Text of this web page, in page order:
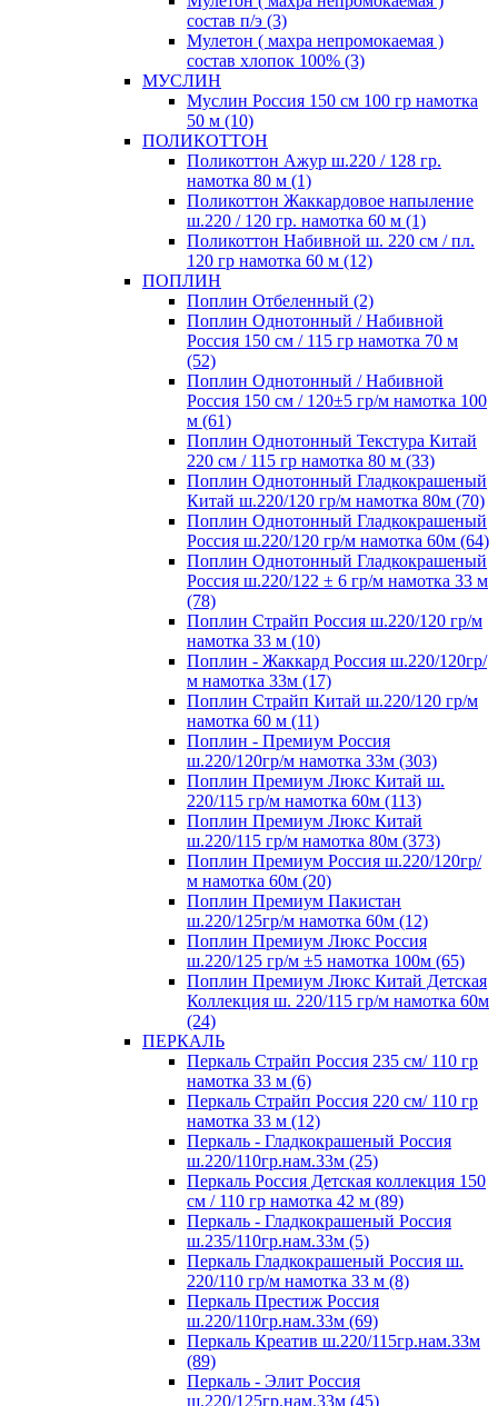
состав п/э (3)
Мулетон ( махра непромокаемая )
состав хлопок 100% (3)
МУСЛИН
Муслин Россия 150 см 100 гр намотка
50 м (10)
ПОЛИКОТТОН
Поликоттон Ажур ш.220 / 128 гр.
намотка 80 м (1)
Поликоттон Жаккардовое напыление
ш.220 / 120 гр. намотка 60 м (1)
Поликоттон Набивной ш. 220 см / пл.
120 гр намотка 60 м (12)
ПОПЛИН
Поплин Отбеленный (2)
Поплин Однотонный / Набивной
Россия 150 см / 115 гр намотка 70 м
(52)
Поплин Однотонный / Набивной
Россия 150 см / 120±5 гр/м намотка 100
м (61)
Поплин Однотонный Текстура Китай
220 см / 115 гр намотка 80 м (33)
Поплин Однотонный Гладкокрашеный
Китай ш.220/120 гр/м намотка 80м (70)
Поплин Однотонный Гладкокрашеный
Россия ш.220/120 гр/м намотка 60м (64)
Поплин Однотонный Гладкокрашеный
Россия ш.220/122 ± 6 гр/м намотка 33 м
(78)
Поплин Страйп Россия ш.220/120 гр/м
намотка 33 м (10)
Поплин - Жаккард Россия ш.220/120гр/
м намотка 33м (17)
Поплин Страйп Китай ш.220/120 гр/м
намотка 60 м (11)
Поплин - Премиум Россия
ш.220/120гр/м намотка 33м (303)
Поплин Премиум Люкс Китай ш.
220/115 гр/м намотка 60м (113)
Поплин Премиум Люкс Китай
ш.220/115 гр/м намотка 80м (373)
Поплин Премиум Россия ш.220/120гр/
м намотка 60м (20)
Поплин Премиум Пакистан
ш.220/125гр/м намотка 60м (12)
Поплин Премиум Люкс Россия
ш.220/125 гр/м ±5 намотка 100м (65)
Поплин Премиум Люкс Китай Детская
Коллекция ш. 220/115 гр/м намотка 60м
(24)
ПЕРКАЛЬ
Перкаль Страйп Россия 235 см/ 110 гр
намотка 33 м (6)
Перкаль Страйп Россия 220 см/ 110 гр
намотка 33 м (12)
Перкаль - Гладкокрашеный Россия
ш.220/110гр.нам.33м (25)
Перкаль Россия Детская коллекция 150
см / 110 гр намотка 42 м (89)
Перкаль - Гладкокрашеный Россия
ш.235/110гр.нам.33м (5)
Перкаль Гладкокрашеный Россия ш.
220/110 гр/м намотка 33 м (8)
Перкаль Престиж Россия
ш.220/110гр.нам.33м (69)
Перкаль Креатив ш.220/115гр.нам.33м
(89)
Перкаль - Элит Россия
ш.220/125гр.нам.33м (45)